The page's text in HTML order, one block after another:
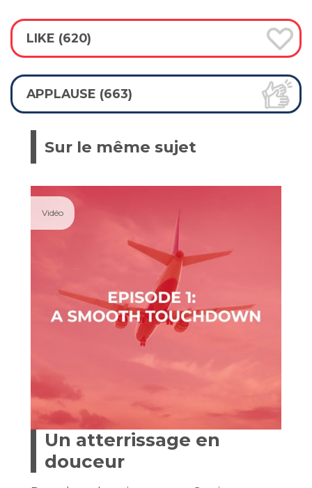
LIKE (620)
APPLAUSE (663)
Sur le même sujet
Vidéo
Un atterrissage en
douceur